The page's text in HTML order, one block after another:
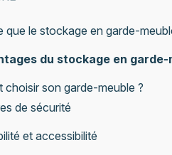
que le stockage en garde-
du stockage en garde-
choisir son garde-meuble ?
de sécurité
et accessibilité